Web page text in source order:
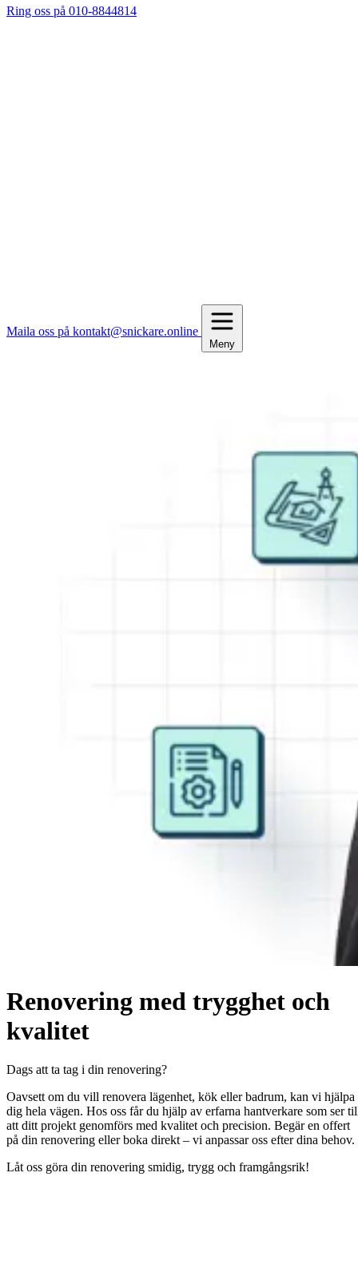
Ring oss på 010-8844814
Maila oss på kontakt@snickare.online
Meny
Renovering med trygghet och
kvalitet
Dags att ta tag i din renovering?
Oavsett om du vill renovera lägenhet, kök eller badrum, kan vi hjälpa
dig hela vägen. Hos oss får du hjälp av erfarna hantverkare som ser
att ditt projekt genomförs med kvalitet och precision. Begär en offert
på din renovering eller boka direkt – vi anpassar oss efter dina behov.
Låt oss göra din renovering smidig, trygg och framgångsrik!